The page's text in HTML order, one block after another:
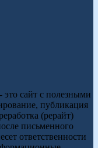
сайт с полезными
публикация
(рерайт)
письменного
ответственности